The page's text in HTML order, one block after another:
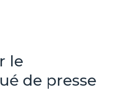
le
de presse